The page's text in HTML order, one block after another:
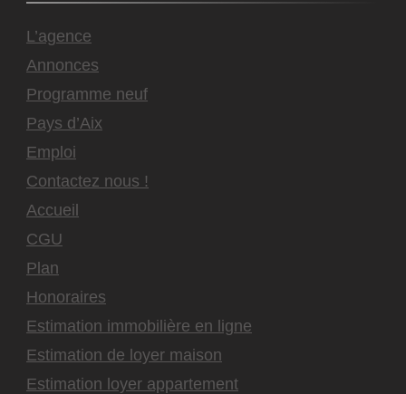
L’agence
Annonces
Programme neuf
Pays d’Aix
Emploi
Contactez nous !
Accueil
CGU
Plan
Honoraires
Estimation immobilière en ligne
Estimation de loyer maison
Estimation loyer appartement